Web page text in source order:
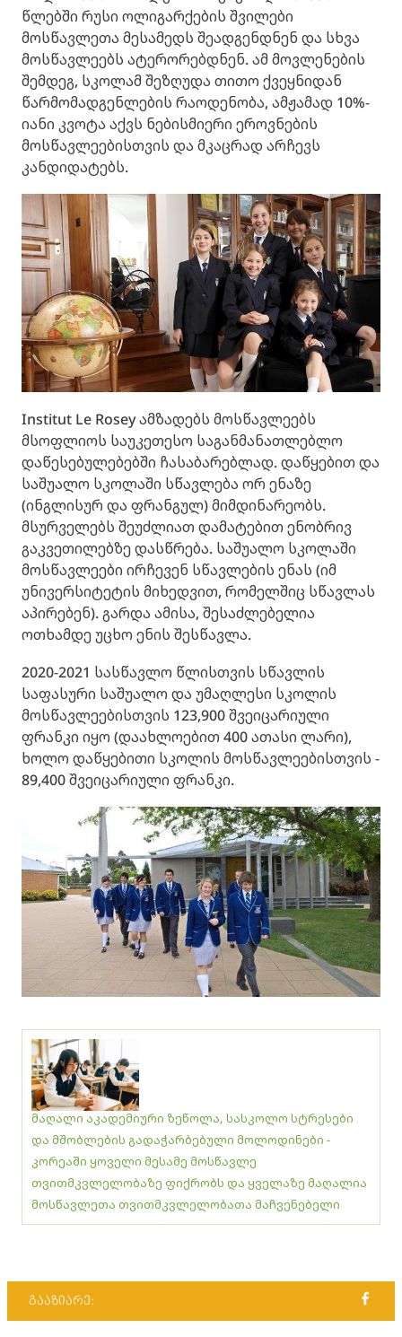
წლებში რუსი ოლიგარქების შვილები
მოსწავლეთა მესამედს შეადგენდნენ და სხვა
მოსწავლეებს ატერორებდნენ. ამ მოვლენების
შემდეგ, სკოლამ შეზღუდა თითო ქვეყნიდან
წარმომადგენლების რაოდენობა, ამჟამად 10%-
იანი კვოტა აქვს ნებისმიერი ეროვნების
მოსწავლეებისთვის და მკაცრად არჩევს
კანდიდატებს.
Institut Le Rosey ამზადებს მოსწავლეებს
მსოფლიოს საუკეთესო საგანმანათლებლო
დაწესებულებებში ჩასაბარებლად. დაწყებით და
საშუალო სკოლაში სწავლება ორ ენაზე
(ინგლისურ და ფრანგულ) მიმდინარეობს.
მსურველებს შეუძლიათ დამატებით ენობრივ
გაკვეთილებზე დასწრება. საშუალო სკოლაში
მოსწავლეები ირჩევენ სწავლების ენას (იმ
უნივერსიტეტის მიხედვით, რომელშიც სწავლას
აპირებენ). გარდა ამისა, შესაძლებელია
ოთხამდე უცხო ენის შესწავლა.
2020-2021 სასწავლო წლისთვის სწავლის
საფასური საშუალო და უმაღლესი სკოლის
მოსწავლეებისთვის 123,900 შვეიცარიული
ფრანკი იყო (დაახლოებით 400 ათასი ლარი),
ხოლო დაწყებითი სკოლის მოსწავლეებისთვის -
89,400 შვეიცარიული ფრანკი.
მაღალი აკადემიური ზეწოლა, სასკოლო სტრესები
და მშობლების გადაჭარბებული მოლოდინები -
კორეაში ყოველი მესამე მოსწავლე
თვითმკვლელობაზე ფიქრობს და ყველაზე მაღალია
მოსწავლეთა თვითმკვლელობათა მაჩვენებელი
გააზიარე: